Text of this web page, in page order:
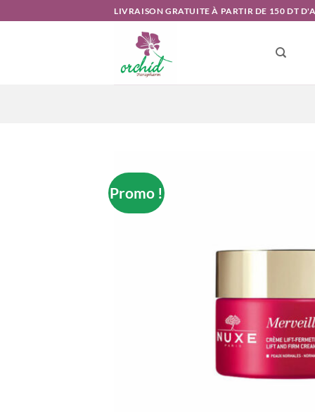
au
LIVRAISON GRATUITE À PARTIR DE 150 DT
Promo !